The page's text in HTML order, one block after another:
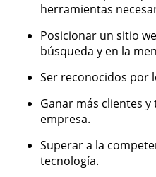
herramientas
Posicionar un sitio
búsqueda y en la
Ser reconocidos por
Ganar más clientes
empresa.
Superar a la
tecnología.